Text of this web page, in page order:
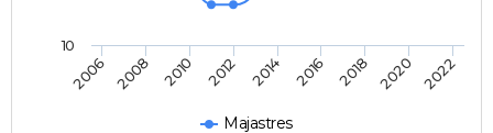
Majastres
2006 2008 2010 2012 2014 2016 2018 2020 2022
10